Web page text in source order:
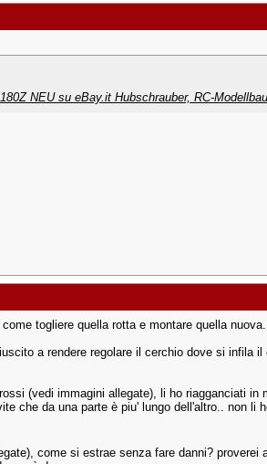
NEU su eBay.it Hubschrauber, RC-
togliere quella rotta e montare quella
a rendere regolare il cerchio dove si infila
(vedi immagini allegate), li ho riagganciati in
che da una parte è piu' lungo dell'altro.. non li
come si estrae senza fare danni? proverei